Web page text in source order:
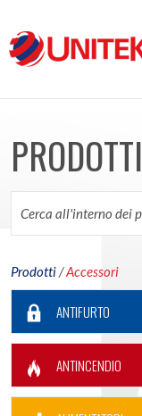
PRODOTTI
Prodotti/Accessori
ANTIFURTO
ANTINCENDIO